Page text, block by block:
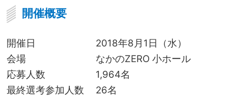
開催概要
開催日
2018年8月1日（水）
会場
なかのZERO 小ホール
応募人数
1,964名
最終選考参加人数
26名